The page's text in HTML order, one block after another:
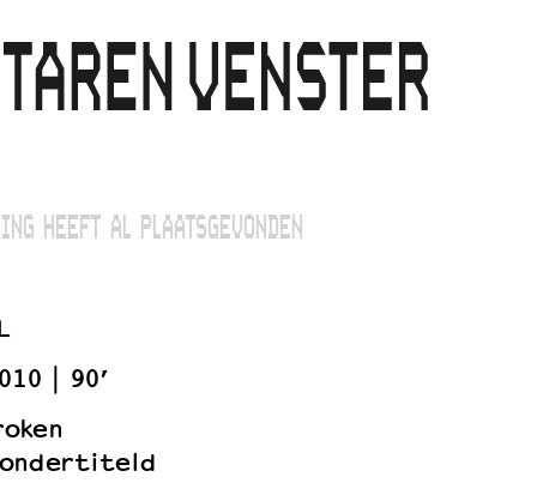
HEEFT AL PLAATSGEVONDEN
90’
ondertiteld